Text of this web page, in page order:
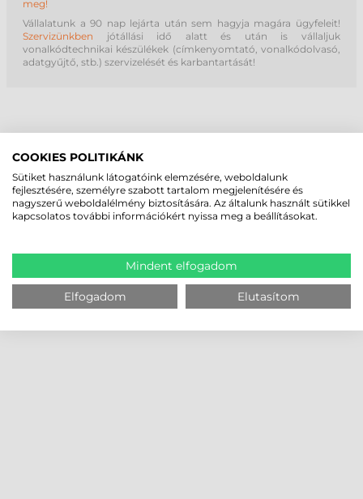
meg!
Vállalatunk a 90 nap lejárta után sem hagyja magára ügyfeleit!
Szervizünkben jótállási idő alatt és után is vállaljuk
vonalkódtechnikai készülékek (címkenyomtató, vonalkódolvasó,
adatgyűjtő, stb.) szervizelését és karbantartását!
COOKIES POLITIKÁNK
Sütiket használunk látogatóink elemzésére, weboldalunk
fejlesztésére, személyre szabott tartalom megjelenítésére és
nagyszerű weboldalélmény biztosítására. Az általunk használt sütikkel
kapcsolatos további információkért nyissa meg a beállításokat.
Mindent elfogadom
Elfogadom Elutasítom